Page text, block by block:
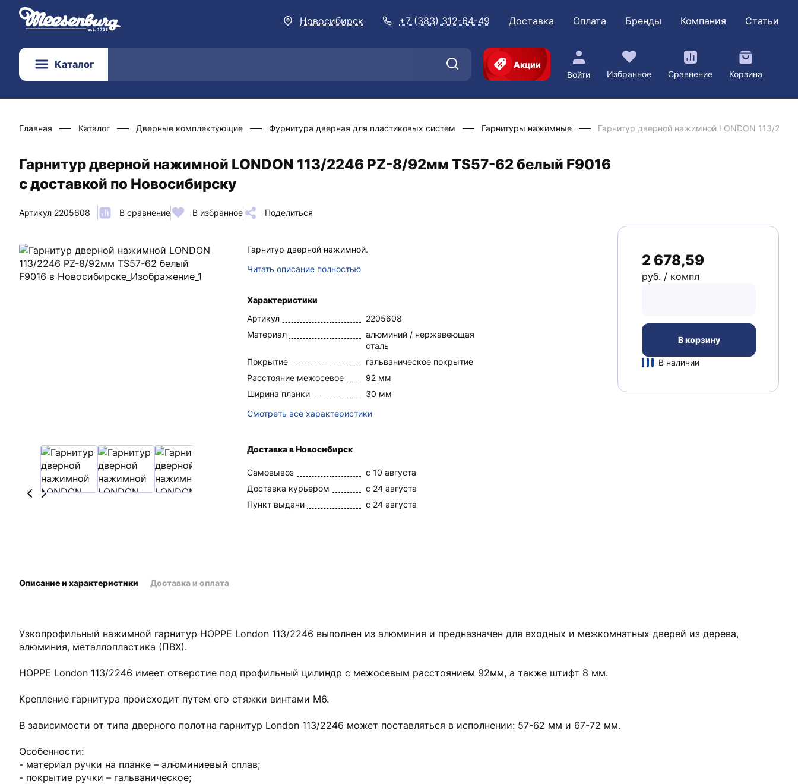
Новосибирск +7 (383) 312-64-49 Доставка Оплата Бренды Компания Статьи
Каталог
Акции
Войти
Избранное Сравнение Корзина
Главная Каталог Дверные комплектующие Фурнитура дверная для пластиковых систем Гарнитуры нажимные Гарнитур дверной нажимной LONDON 113/
Гарнитур дверной нажимной LONDON 113/2246 PZ-8/92мм TS57-62 белый F9016
с доставкой по Новосибирску
Артикул 2205608 В сравнение В избранное Поделиться
Гарнитур дверной нажимной.
Читать описание полностью
Характеристики
Артикул
2205608
Материал
алюминий / нержавеющая
сталь
Покрытие
гальваническое покрытие
Расстояние межосевое
92 мм
Ширина планки
30 мм
Смотреть все характеристики
Доставка в Новосибирск
Самовывоз
c 10 августа
Доставка курьером
c 24 августа
Пункт выдачи
c 24 августа
2 678,59
руб. / компл
В корзину
В наличии
Узкопрофильный нажимной гарнитур HOPPE London 113/2246 выполнен из алюминия и предназначен для входных и межкомнатных дверей из дерева,
алюминия, металлопластика (ПВХ).
HOPPE London 113/2246 имеет отверстие под профильный цилиндр с межосевым расстоянием 92мм, а также штифт 8 мм.
Крепление гарнитура происходит путем его стяжки винтами M6.
В зависимости от типа дверного полотна гарнитур London 113/2246 может поставляться в исполнении: 57-62 мм и 67-72 мм.
Особенности:
- материал ручки на планке – алюминиевый сплав;
- покрытие ручки – гальваническое;
Описание и характеристики Доставка и оплата